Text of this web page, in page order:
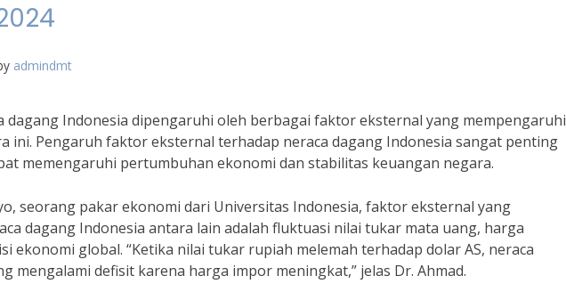
admindmt
dagang Indonesia dipengaruhi oleh berbagai faktor eksternal yang mempengaruhi
ini. Pengaruh faktor eksternal terhadap neraca dagang Indonesia sangat penting
memengaruhi pertumbuhan ekonomi dan stabilitas keuangan negara.
seorang pakar ekonomi dari Universitas Indonesia, faktor eksternal yang
dagang Indonesia antara lain adalah fluktuasi nilai tukar mata uang, harga
ekonomi global. “Ketika nilai tukar rupiah melemah terhadap dolar AS, neraca
mengalami defisit karena harga impor meningkat,” jelas Dr. Ahmad.